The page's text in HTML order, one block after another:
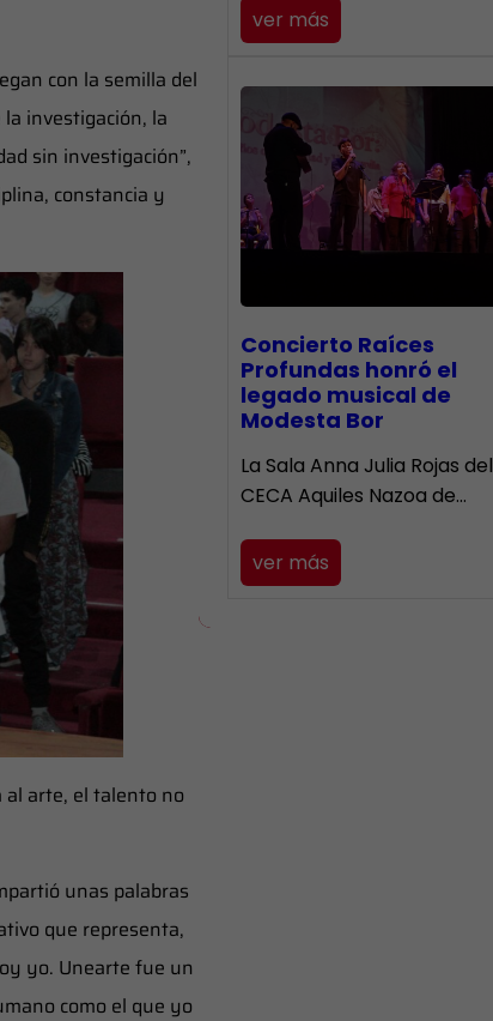
con la semilla del
investigación, la
sin investigación”,
constancia y
al arte, el talento no
unas palabras
que representa,
yo. Unearte fue un
como el que yo
ver más
​Concierto Raíces
Profundas honró el
legado musical de
Modesta Bor
La Sala Anna Julia Rojas del
CECA Aquiles Nazoa de…
ver más